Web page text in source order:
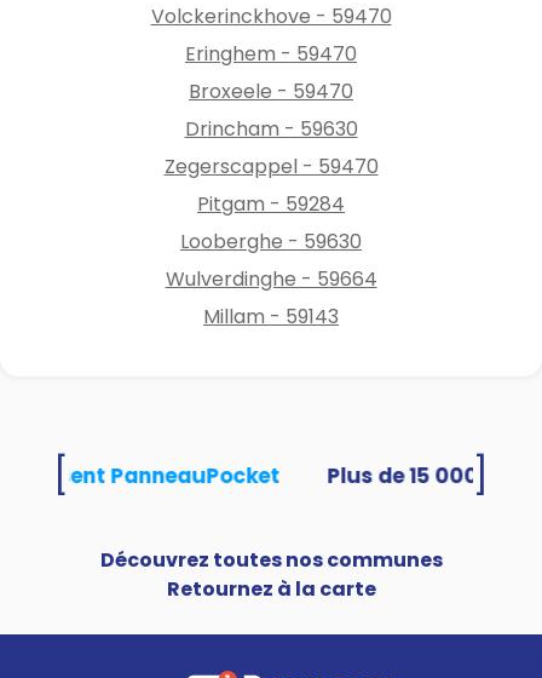
Volckerinckhove - 59470
Eringhem - 59470
Broxeele - 59470
Drincham - 59630
Zegerscappel - 59470
Pitgam - 59284
Looberghe - 59630
Wulverdinghe - 59664
Millam - 59143
PanneauPocket
Découvrez toutes nos communes
Retournez à la carte